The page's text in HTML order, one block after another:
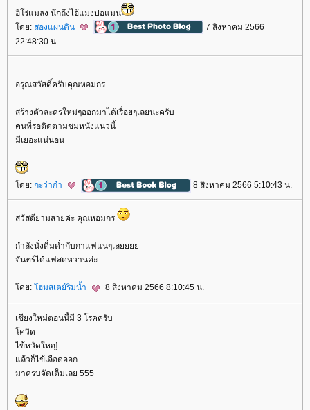
ฮีโร่แมลง นึกถึงไอ้แมงปอแมน
ดย: สองแผ่นดิน
7 สิงหาคม 2566
22:48:30 น.
อรุณสวัสดิ์ครับคุณหอมกร
สร้างตัวละครใหม่ๆออกมาได้เรื่อยๆเลยนะครับ
คนที่รอติดตามชมหนังแนวนี้
มีเยอะแน่นอน
ดย: กะว่าก๋า 8 สิงหาคม 2566 5:10:43 น.
สวัสดียามสายค่ะ คุณหอมกร
กำลังนั่งดื่มด่ำกับกาแฟแน่ๆเล
จันทร์ได้แฟสดหวานค่ะ
ดย: ฮมสเตย์ริมน้ำ 8 สิงหาคม 2566 8:10:45 น.
เชียงใหม่ตอนนี้มี 3 โรคครับ
ควิด
ไข้หวัดใหญ่
ล้วก็ไข้เลือดออก
มาครบจัดเต็มเลย 555